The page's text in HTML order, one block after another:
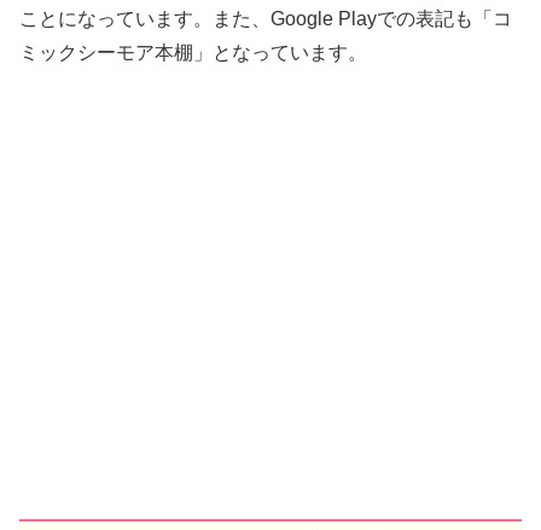
ことになっています。また、Google Playでの表記も「コ
ミックシーモア本棚」となっています。